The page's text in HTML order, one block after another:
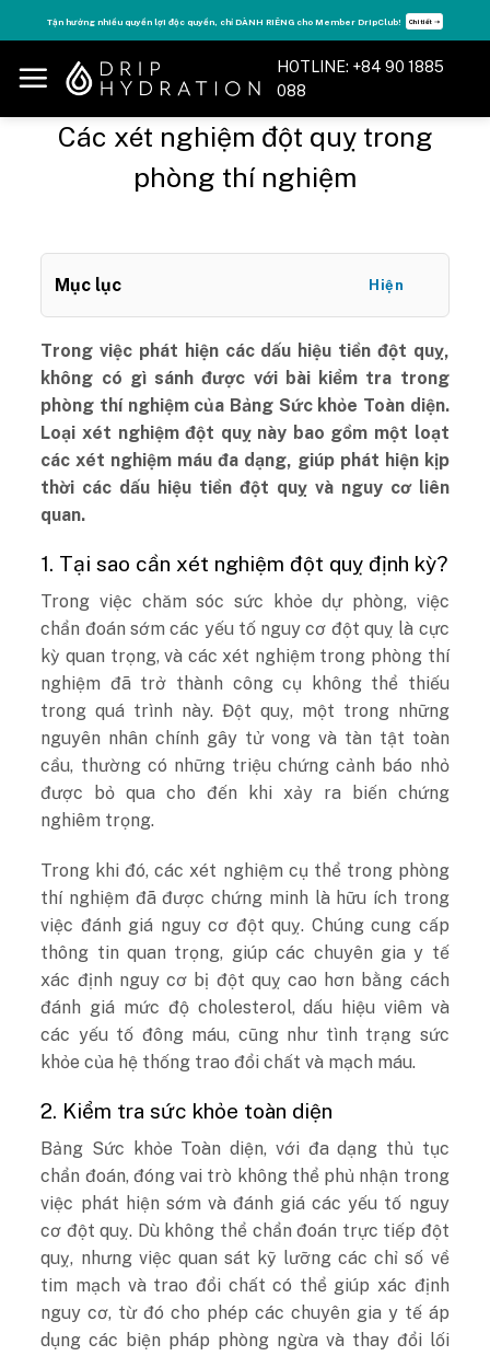
to
content
Tận hưởng nhiều quyền lợi độc quyền, chỉ DÀNH RIÊNG cho Member DripClub! Chi tiết ➝
HOTLINE: +84 90 1885
088
Các xét nghiệm đột quỵ trong
phòng thí nghiệm
Mục lục Hiện
Trong việc phát hiện các dấu hiệu tiền đột quỵ,
không có gì sánh được với bài kiểm tra trong
phòng thí nghiệm của Bảng Sức khỏe Toàn diện.
Loại xét nghiệm đột quỵ này bao gồm một loạt
các xét nghiệm máu đa dạng, giúp phát hiện kịp
thời các dấu hiệu tiền đột quỵ và nguy cơ liên
quan.
1. Tại sao cần xét nghiệm đột quỵ định kỳ?
Trong việc chăm sóc sức khỏe dự phòng, việc
chẩn đoán sớm các yếu tố nguy cơ đột quỵ là cực
kỳ quan trọng, và các xét nghiệm trong phòng thí
nghiệm đã trở thành công cụ không thể thiếu
trong quá trình này. Đột quỵ, một trong những
nguyên nhân chính gây tử vong và tàn tật toàn
cầu, thường có những triệu chứng cảnh báo nhỏ
được bỏ qua cho đến khi xảy ra biến chứng
nghiêm trọng.
Trong khi đó, các xét nghiệm cụ thể trong phòng
thí nghiệm đã được chứng minh là hữu ích trong
việc đánh giá nguy cơ đột quỵ. Chúng cung cấp
thông tin quan trọng, giúp các chuyên gia y tế
xác định nguy cơ bị đột quỵ cao hơn bằng cách
đánh giá mức độ cholesterol, dấu hiệu viêm và
các yếu tố đông máu, cũng như tình trạng sức
khỏe của hệ thống trao đổi chất và mạch máu.
2. Kiểm tra sức khỏe toàn diện
Bảng Sức khỏe Toàn diện, với đa dạng thủ tục
chẩn đoán, đóng vai trò không thể phủ nhận trong
việc phát hiện sớm và đánh giá các yếu tố nguy
cơ đột quỵ. Dù không thể chẩn đoán trực tiếp đột
quỵ, nhưng việc quan sát kỹ lưỡng các chỉ số về
tim mạch và trao đổi chất có thể giúp xác định
nguy cơ, từ đó cho phép các chuyên gia y tế áp
dụng các biện pháp phòng ngừa và thay đổi lối